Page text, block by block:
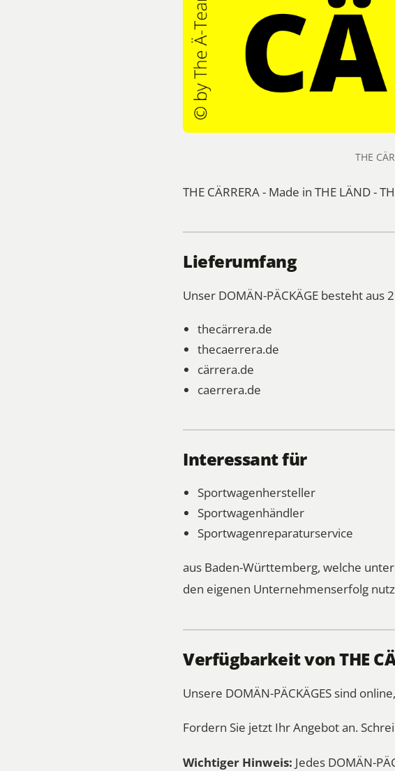
THE
THE CÄRRERA - Made in THE LÄND -
Lieferumfang
Unser DOMÄN-PÄCKÄGE besteht aus
thecärrera.de
thecaerrera.de
cärrera.de
caerrera.de
Interessant für
Sportwagenhersteller
Sportwagenhändler
Sportwagenreparaturservice
aus Baden-Württemberg, welche
den eigenen Unternehmenserfolg
Verfügbarkeit von THE
Unsere DOMÄN-PÄCKÄGES sind
Fordern Sie jetzt Ihr Angebot an.
Wichtiger Hinweis: Jedes DOMÄN-